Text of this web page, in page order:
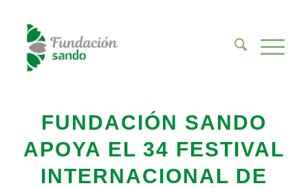
FUNDACIÓN SANDO
APOYA EL 34 FESTIVAL
INTERNACIONAL DE